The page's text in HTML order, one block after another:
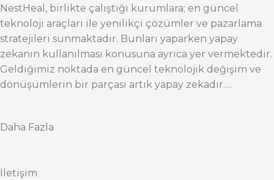
NestHeal, birlikte çalıştığı kurumlara; en güncel
teknoloji araçları ile yenilikçi çözümler ve pazarlama
stratejileri sunmaktadır. Bunları yaparken yapay
zekanın kullanılması konusuna ayrıca yer vermektedir.
Geldiğimiz noktada en güncel teknolojik değişim ve
dönüşümlerin bir parçası artık yapay zekadır….
Daha Fazla
İletişim